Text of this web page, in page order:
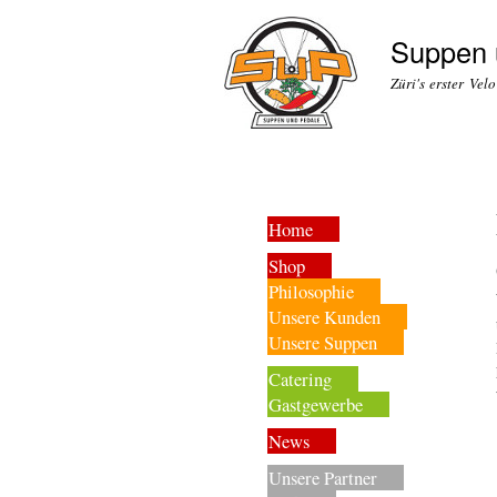
Suppen
Züri's erster
Home
Shop
Philosophie
Unsere Kunden
Unsere Suppen
Catering
Gastgewerbe
News
Unsere Partner